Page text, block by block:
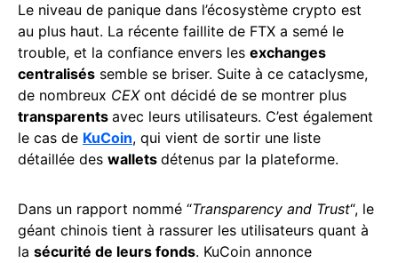
Le niveau de panique dans l’écosystème crypto est
au plus haut. La récente faillite de FTX a semé le
trouble, et la confiance envers les exchanges
centralisés semble se briser. Suite à ce cataclysme,
de nombreux CEXont décidé de se montrer plus
transparents avec leurs utilisateurs. C’est également
le cas de KuCoin, qui vient de sortir une liste
détaillée des wallets détenus par la plateforme.
Dans un rapport nommé “Transparency and Trust“, le
géant chinois tient à rassurer les utilisateurs quant à
la sécurité de leurs fonds. KuCoin annonce